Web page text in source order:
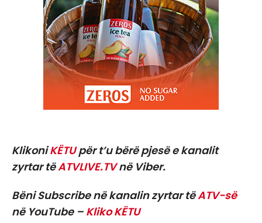
KlikoniKËTUpër t’u bërë pjesë e kanalit
zyrtar tëATVLIVE.TVnë Viber.
Bëni Subscribe në kanalin zyrtar tëATV-së
në YouTube – Kliko KËTU